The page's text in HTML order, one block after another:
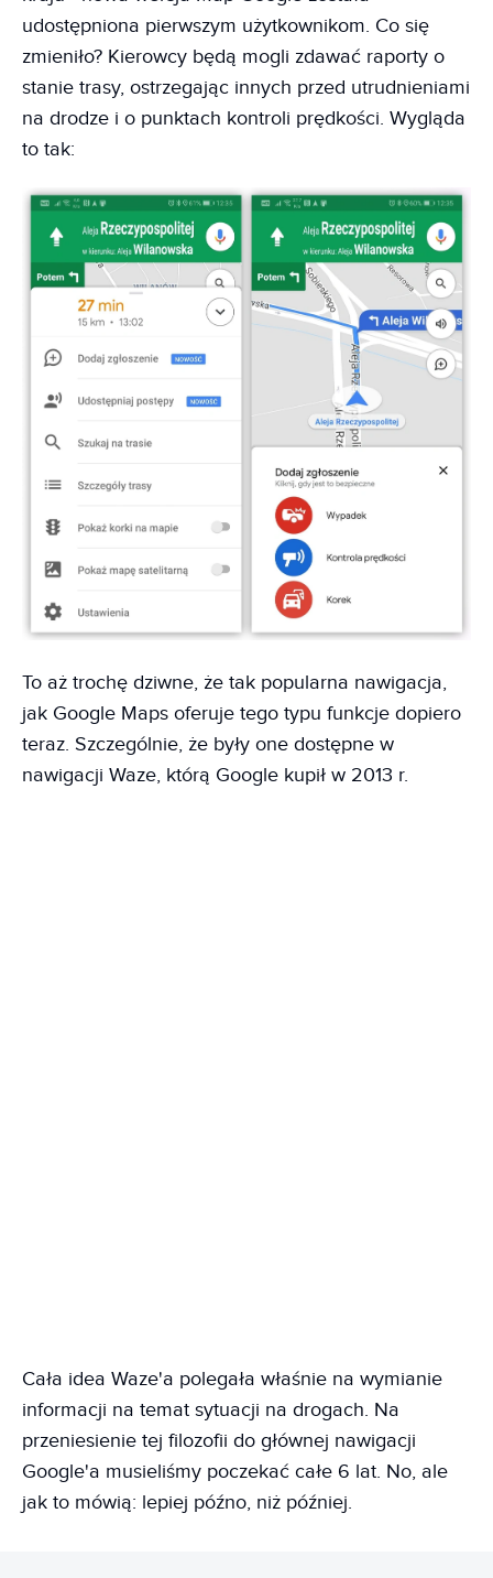
udostępniona pierwszym użytkownikom. Co się
zmieniło? Kierowcy będą mogli zdawać raporty o
stanie trasy, ostrzegając innych przed utrudnieniami
na drodze i o punktach kontroli prędkości. Wygląda
to tak:
To aż trochę dziwne, że tak popularna nawigacja,
jak Google Maps oferuje tego typu funkcje dopiero
teraz. Szczególnie, że były one dostępne w
nawigacji Waze, którą Google kupił w 2013 r.
Cała idea Waze'a polegała właśnie na wymianie
informacji na temat sytuacji na drogach. Na
przeniesienie tej filozofii do głównej nawigacji
Google'a musieliśmy poczekać całe 6 lat. No, ale
jak to mówią: lepiej późno, niż później.